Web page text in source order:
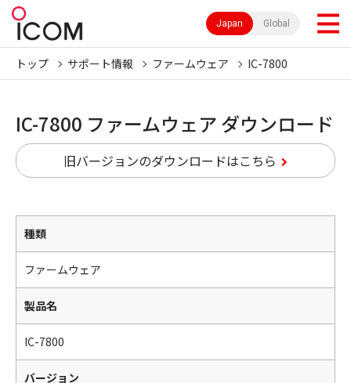
Japan Global
トップ サポート情報 ファームウェア IC-7800
IC-7800 ファームウェア ダウンロード
旧バージョンのダウンロードはこちら
種類
ファームウェア
製品名
IC-7800
バージョン